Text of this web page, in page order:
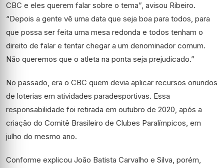
CBC e eles querem falar sobre o tema”, avisou Ribeiro.
“Depois a gente vê uma data que seja boa para todos, para
que possa ser feita uma mesa redonda e todos tenham o
direito de falar e tentar chegar a um denominador comum.
Não queremos que o atleta na ponta seja prejudicado.”
No passado, era o CBC quem devia aplicar recursos oriundos
de loterias em atividades paradesportivas. Essa
responsabilidade foi retirada em outubro de 2020, após a
criação do Comitê Brasileiro de Clubes Paralímpicos, em
julho do mesmo ano.
Conforme explicou João Batista Carvalho e Silva, porém,